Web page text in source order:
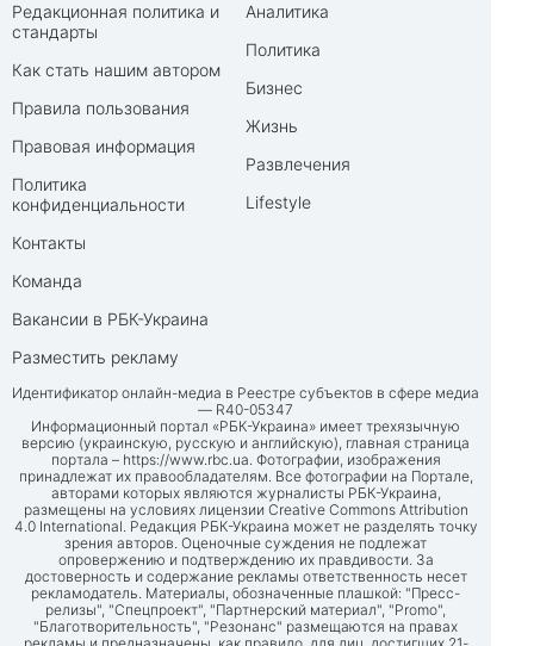
Редакционная политика и
стандарты
Как стать нашим автором
Правила пользования
Правовая информация
Политика
конфиденциальности
Контакты
Команда
Вакансии в РБК-Украина
Разместить рекламу
Аналитика
Политика
Бизнес
Жизнь
Развлечения
Lifestyle
Идентификатор онлайн-медиа в Реестре субъектов в сфере медиа
— R40-05347
Информационный портал «РБК-Украина» имеет трехязычную
версию (украинскую, русскую и английскую), главная страница
портала – https://www.rbc.ua. Фотографии, изображения
принадлежат их правообладателям. Все фотографии на Портале,
авторами которых являются журналисты РБК-Украина,
размещены на условиях лицензии Creative Commons Attribution
4.0 International. Редакция РБК-Украина может не разделять точку
зрения авторов. Оценочные суждения не подлежат
опровержению и подтверждению их правдивости. За
достоверность и содержание рекламы ответственность несет
рекламодатель. Материалы, обозначенные плашкой: "Пресс-
релизы", "Спецпроект", "Партнерский материал", "Promo",
"Благотворительность", "Резонанс" размещаются на правах